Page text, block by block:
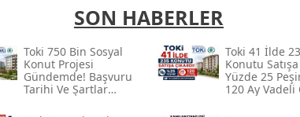
SON HABERLER
Toki̇ 750 Bin Sosyal
Konut Projesi
Gündemde! Başvuru
Tarihi Ve Şartlar
Toki̇ 41 İlde
Konutu Satışa
Yüzde 25
120 Ay Vadeli